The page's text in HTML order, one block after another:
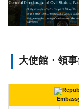
採用情報
大使館・領